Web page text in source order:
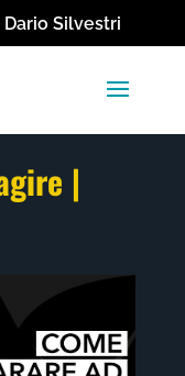
Dario Silvestri
|